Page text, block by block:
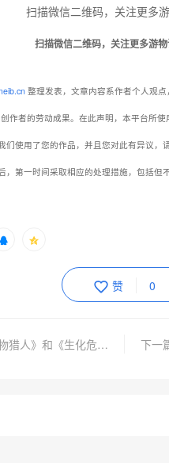
扫描微信二维码，关注更多游
整理发表，文章内容系作者个人观
作者的劳动成果。在此声明，本平台所
们使用了您的作品，并且您对此有异议
第一时间采取相应的处理措施，包括但
赞 0
上一篇：卡普空表态AI做不了《怪物猎人》和《生化危机》 但能替人加班